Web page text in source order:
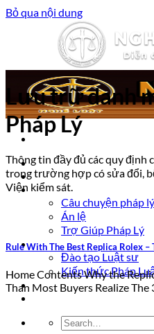
Bỏ qua nội dung
Trang chủ
Luật sư tư vấn
Vấn đề pháp lý
Câu chuyện pháp lý
Án lệ
Trợ Giúp Pháp Lý
Nghề Luật
Đào tạo Luật sư
Kiến thức Pháp
Kinh nghiệm – Kỹ năng
Tin tức pháp luật
Lưu trữ danh
Pháp Lý
Thông tin đầy đủ các quy định
trong trường hợp có sửa đổi,
Viện kiểm sát.
Rule With The Best Replica Rolex –
Home Contents Why the
Than Most Buyers Realize The